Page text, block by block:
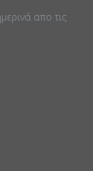
απο τις